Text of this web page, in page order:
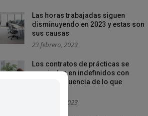
Las horas trabajadas siguen
disminuyendo en 2023 y estas son
sus causas
23 febrero, 2023
Los contratos de prácticas se
convierten en indefinidos con
mayor frecuencia de lo que
16 febrero, 2023